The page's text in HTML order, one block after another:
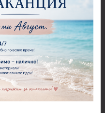
Панделки - други
Панделки - с надпис
Дантели
Конци, ширити и други
Панделки и дантели -
Детски мотиви
Панделки и дантели -
Зимни и Коледни мотиви